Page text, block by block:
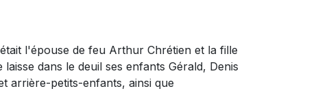
l'épouse de feu Arthur Chrétien et la fille
dans le deuil ses enfants Gérald, Denis
arrière-petits-enfants, ainsi que